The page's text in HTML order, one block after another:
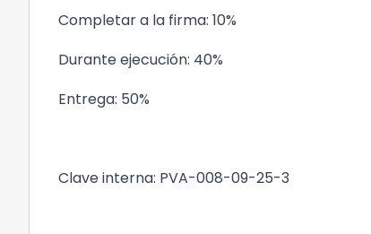
Completar a la firma: 10%
Durante ejecución: 40%
Entrega: 50%
Clave interna: PVA-008-09-25-3